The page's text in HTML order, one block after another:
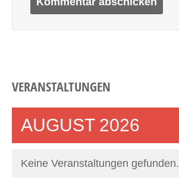
VERANSTALTUNGEN
AUGUST 2026
Keine Veranstaltungen gefunden.